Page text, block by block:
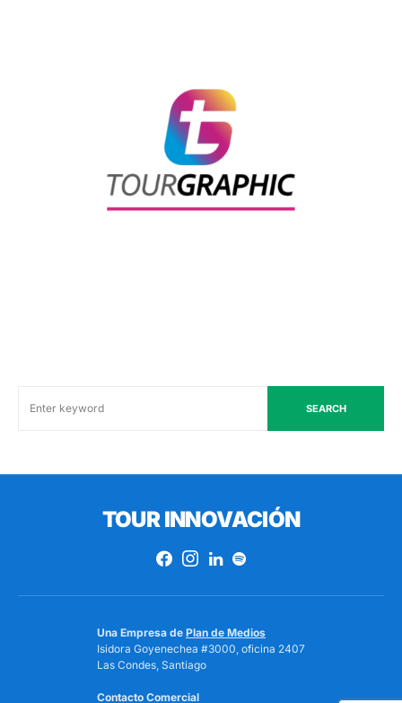
SEARCH
TOUR INNOVACIÓN
Una Empresa de Plan de Medios
Isidora Goyenechea #3000, oficina 2407
Las Condes, Santiago
Contacto Comercial